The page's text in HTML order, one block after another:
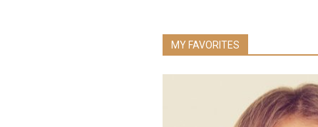
MY FAVORITES